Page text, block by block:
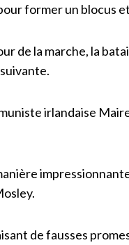
former un blocus
de la marche, la
irlandaise
de fausses